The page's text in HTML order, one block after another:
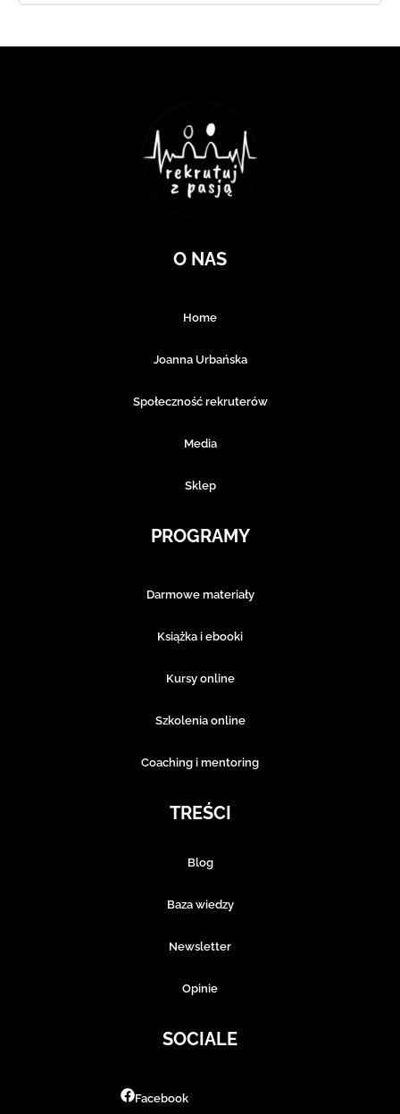
O NAS
Home
Joanna Urbańska
Społeczność rekruterów
Media
Sklep
PROGRAMY
Darmowe materiały
Książka i ebooki
Kursy online
Szkolenia online
Coaching i mentoring
TREŚCI
Blog
Baza wiedzy
Newsletter
Opinie
SOCIALE
Facebook